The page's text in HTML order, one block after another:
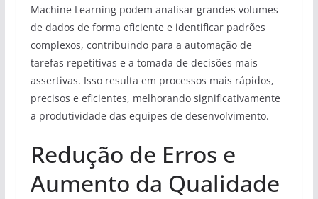
Machine Learning podem analisar grandes volumes
de dados de forma eficiente e identificar padrões
complexos, contribuindo para a automação de
tarefas repetitivas e a tomada de decisões mais
assertivas. Isso resulta em processos mais rápidos,
precisos e eficientes, melhorando significativamente
a produtividade das equipes de desenvolvimento.
Redução de Erros e
Aumento da Qualidade